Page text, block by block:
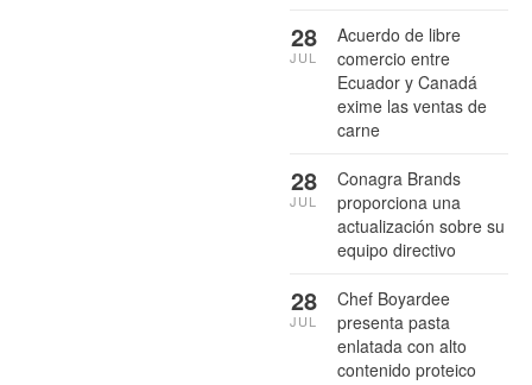
Acuerdo de libre
comercio entre
Ecuador y Canadá
exime las ventas de
carne
28
JUL
Conagra Brands
proporciona una
actualización sobre su
equipo directivo
28
JUL
Chef Boyardee
presenta pasta
enlatada con alto
contenido proteico
28
JUL